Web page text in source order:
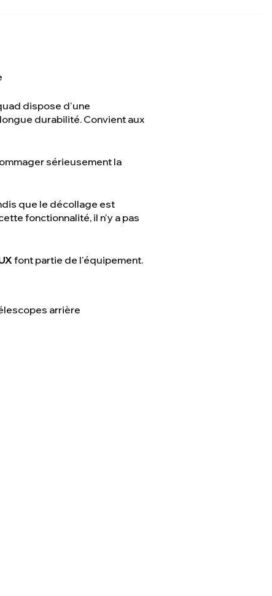
dispose d'une
durabilité. Convient aux
sérieusement la
que le décollage est
fonctionnalité, il n'y a pas
font partie de l'équipement.
arrière